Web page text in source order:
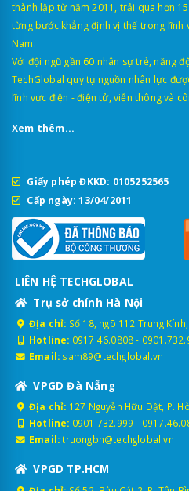
thành lập từ năm 2011, trải qua hơn
từng bước khẳng định vị thế trong lĩnh
Nam.
Với đội ngũ gần 60 nhân sự trẻ, năng
TechGlobal quy tụ nguồn nhân lực
lĩnh vực điện - điện tử, viễn thông và
Xem thêm...
Giấy phép ĐKKD: 0105252565
Cấp ngày: 13/04/2011
LIÊN HỆ TECHGLOBAL
Trụ sở chính Hà Nội
Địa chỉ: Số 18, ngõ 112 Trung
Hotline: 0917.46.0808-
Email: sam89@techglobal.vn
VPGD Đà Nẵng
Địa chỉ: 127 Nguyễn Hữu Dật, P.
Hotline: 0901.732.999 -
Email: truongbn@techglobal.vn
VPGD TP.HCM